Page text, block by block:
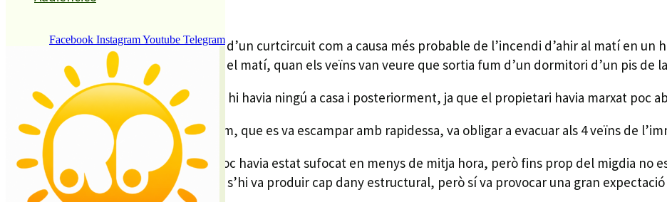
Facebook InstagramYoutube Telegram
Els bombers treballen amb la hipòtesi d’un curtcircuit com a causa més probable de l’incendi d’ahir al matí en un
foc es va donar capa tres quarts d’11 del matí, quan els veïns van veure que sortia fum d’un dormitori d’un pis de
En el moment de declarar-se el foc no hi havia ningú a casa i posteriorment, ja que el propietari havia marxat poc
Tot i que no hi va haver víctimes, el fum, que es va escampar amb rapidessa, va obligar a evacuar als 4 veïns de
El cap de Bombers va explicar que el foc havia estat sufocat en menys de mitja hora, però fins prop del migdia no
l’edifici, segons les mateixes fonts, no s’hi va produir cap dany estructural, però sí va provocar una gran